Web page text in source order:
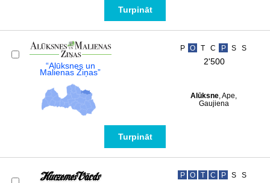
Turpināt
“Alūksnes un
Malienas Ziņas”
P O T C P S S
2'500
Alūksne, Ape,
Gaujiena
Turpināt
P O T C P S S